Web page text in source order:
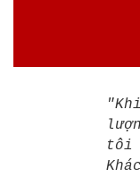
tôi